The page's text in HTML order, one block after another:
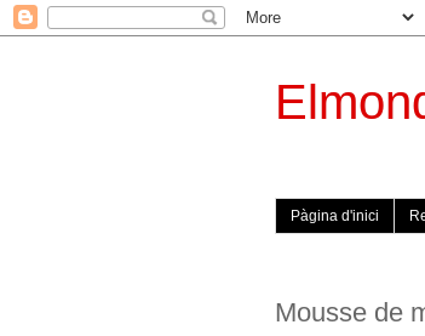
Pàgina d'inici
Mousse de